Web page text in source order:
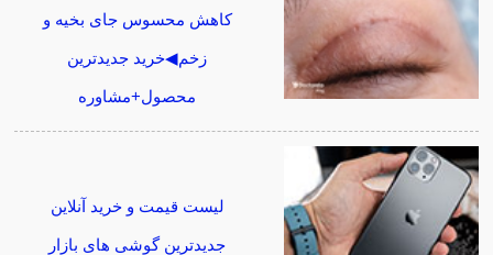
کاهش محسوس جای بخیه و
زخم◀خرید جدیدترین
محصول+مشاوره
لیست قیمت و خرید آنلاین
جدیدترین گوشی های بازار